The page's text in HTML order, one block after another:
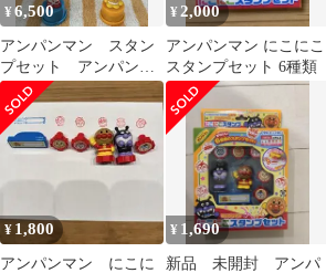
¥6,500
アンパンマン スタン
プセット アンパンマ
ン号 レトロ
¥ 2,000
アンパンマン にこにこ
スタンプセット 6種類
¥ 1,800
アンパンマン にこに
¥ 1,690
新品 未開封 アンパ